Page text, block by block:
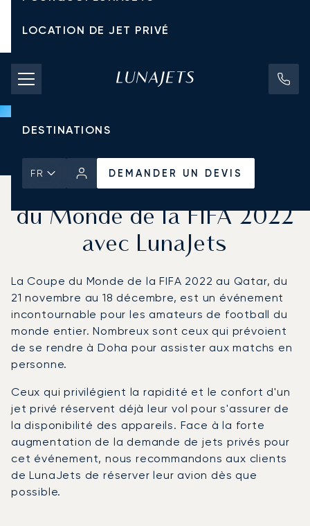
LOCATION DE JET PRIVÉ
TARIFS D'AFFRÈTEMENT
JETS PRIVÉS
DESTINATIONS
FR DEMANDER UN DEVIS
Vivez la prochaine Coupe
du Monde de la FIFA 2022
avec LunaJets
La Coupe du Monde de la FIFA 2022 au Qatar, du
21 novembre au 18 décembre, est un événement
incontournable pour les amateurs de football du
monde entier. Nombreux sont ceux qui prévoient
de se rendre à Doha pour assister aux matchs en
personne.
Ceux qui privilégient la rapidité et le confort d'un
jet privé réservent déjà leur vol pour s'assurer de
la disponibilité des appareils. Face à la forte
augmentation de la demande de jets privés pour
cet événement, nous recommandons aux clients
de LunaJets de réserver leur avion dès que
possible.